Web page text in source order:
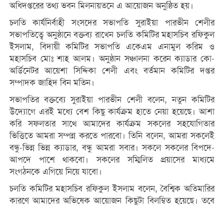
অধিদপ্তরের তথ্য ভবন মিলনায়তনে এ আয়োজন অনুষ্ঠিত হয়।
চলতি কার্যনির্বাহী সংসদের সভাপতি সুরাইয়া পারভীন শেলীর
সভাপতিত্বে অনুষ্ঠানে বক্তব্য রাখেন চলতি কমিটির মহাসচিব রফিকুল
ইসলাম, বিদায়ী কমিটির সভাপতি একেএম এনামুল করিম ও
মহাসচিব মোঃ শাহ আলম। অনুষ্ঠান সঞ্চালনা করেন ক্যাডার কো-
অর্ডিনেটর আয়েশা সিদ্দিকা শেলী এবং বর্তমান কমিটির দপ্তর
সম্পাদক জাহিদ বিন মতিন।
সভাপতির বক্তব্যে সুরাইয়া পারভীন শেলী বলেন, নতুন কমিটির
উদ্যোগে এরই মধ্যে বেশ কিছু কার্যক্রম হাতে নেয়া হয়েছে। আশা
করি সফলতার সাথে আমাদের কার্যক্রম সকলের সহযোগিতার
ভিত্তিতে আমরা সম্পন্ন করতে পারবো। তিনি বলেন, আমরা সকলেই
বন্ধু-ভিন্ন ভিন্ন ক্যাডার, বন্ধু আমরা সবার। সকলে সকলের বিপদে-
আপদে পাশে থাকবো। সকলের সম্মিলিত প্রয়াসের মাধ্যমে
সংগঠনকে এগিয়ে নিয়ে যাবো।
চলতি কমিটির মহাসচিব রফিকুল ইসলাম বলেন, বৈশ্বিক অতিমারির
কারণে আমাদের অভিষেক আয়োজন কিছুটা বিলম্বিত হয়েছে। তবে